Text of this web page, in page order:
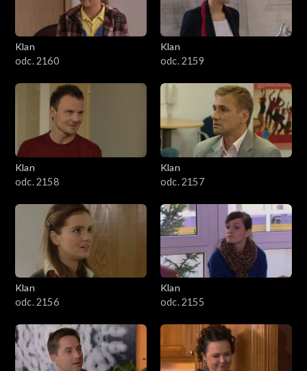
Klan
odc. 2160
Klan
odc. 2159
Klan
odc. 2158
Klan
odc. 2157
Klan
odc. 2156
Klan
odc. 2155